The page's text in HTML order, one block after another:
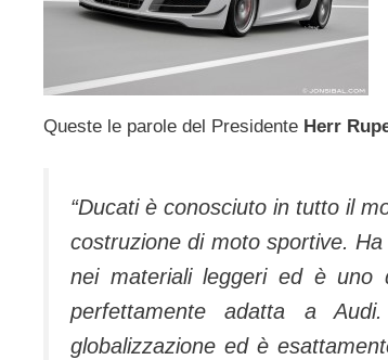
Queste le parole del Presidente Herr
“Ducati è conosciuto in tutto il
costruzione di moto sportive.
nei materiali leggeri ed è uno
perfettamente adatta a
globalizzazione ed è